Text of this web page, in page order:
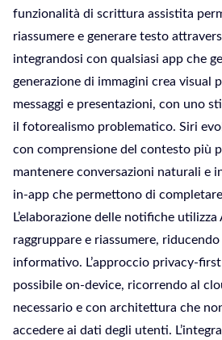
funzionalità di scrittura assistita
riassumere e generare testo
integrandosi con qualsiasi app che
generazione di immagini crea visual
messaggi e presentazioni, con uno
il fotorealismo problematico. Siri
con comprensione del contesto più
mantenere conversazioni naturali e
in-app che permettono di
L’elaborazione delle notifiche
raggruppare e riassumere,
informativo. L’approccio privacy-
possibile on-device, ricorrendo al
necessario e con architettura che
accedere ai dati degli utenti.